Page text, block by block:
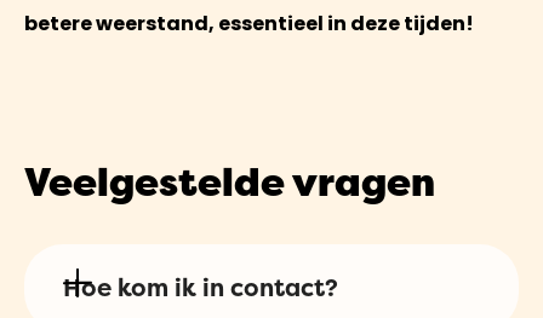
betere weerstand, essentieel in deze tijden!
Veelgestelde vragen
Hoe kom ik in contact?